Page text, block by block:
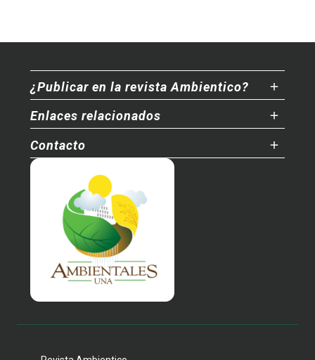
¿Publicar en la revista Ambientico?
Enlaces relacionados
Contacto